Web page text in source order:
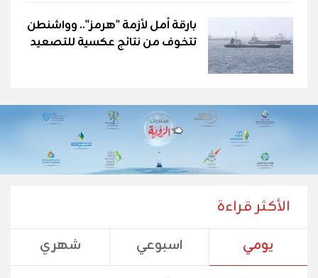
بارقة أمل لأزمة "هرمز".. وواشنطن
تتخوف من نتائج عكسية للتصعيد
الأكثر قراءة
يومي اسبوعي شهري